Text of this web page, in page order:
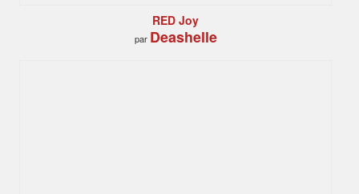
RED Joy
par Deashelle